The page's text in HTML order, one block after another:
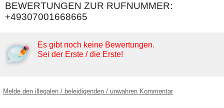
BEWERTUNGEN ZUR RUFNUMMER:
+49307001668665
Es gibt noch keine Bewertungen.
Sei der Erste / die Erste!
Melde den illegalen / beleidigenden / unwahren Kommentar